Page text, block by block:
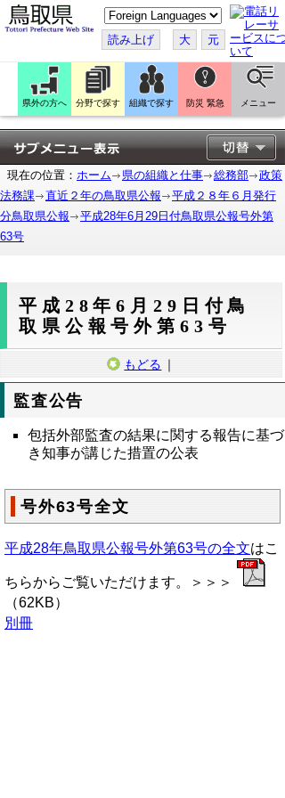
こ
の
ペ
ー
ジ
翻
訳
す
る
読み上げ 大 元
県外の方へ 分野で探す 組織で探す 防災 緊急 メニュー
現在の位置： ホーム 県の組織と仕事 総務部
政策
法務課
直近２年の鳥取県公報
平成２８年６月発行
分鳥取県公報
平成28年6月29日付鳥取県公報号外第
63号
平成28年6月29日付鳥
取県公報号外第63号
もどる ｜
監査公告
包括外部監査の結果に関する報告に基づ
き知事が講じた措置の公表
号外63号全文
平成28年鳥取県公報号外第63号の全文はこ
ちらからご覧いただけます。＞＞＞
（62KB）
別冊